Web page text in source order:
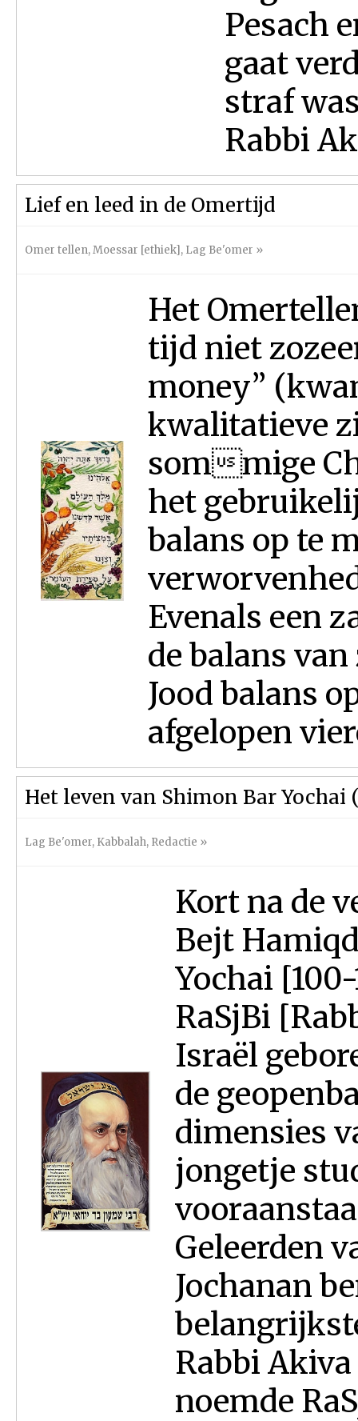
Pesach
gaat
straf
Rabbi
Lief en leed in de Omertijd
Omer tellen,Moessar [ethiek], Lag Be'omer »
Het
tijd niet
money”
kwalitatieve
sommige
het
balans op te
Evenals een
de balans
Jood balans
afgelopen
Het leven van Shimon Bar Yochai
Lag Be'omer, Kabbalah, Redactie »
Kort na de
Bejt
Yochai
RaSjBi
Israël
de
dimensies
jongetje
Geleerden
Jochanan
Rabbi
noemde